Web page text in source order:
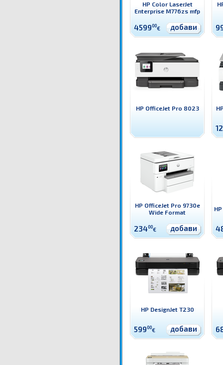
HP Color LaserJet
Enterprise M776zs mfp
459900€ добави
HP OfficeJet Pro 8023
HP OfficeJet Pro 9730e
Wide Format
23400€ добави
HP DesignJet T230
59900€ добави